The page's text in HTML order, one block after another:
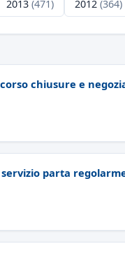
2013 (471) 2012 (364)
chiusure e
parta